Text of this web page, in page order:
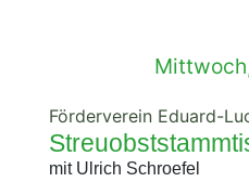
Förderverein Eduard-
mit Ulrich Schroefel